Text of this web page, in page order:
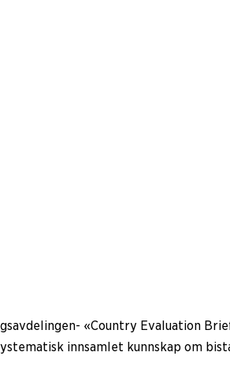
«Country Evaluation
innsamlet kunnskap om